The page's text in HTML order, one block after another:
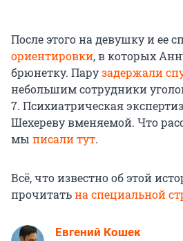
После этого на девушку и ее
ориентировки, в которых
брюнетку. Парузадержали
небольшим сотрудники
7. Психиатрическая
Шехереву вменяемой. Что
мы писали тут.
Всё, что известно об этой
прочитатьна специальной
Евгений Кошек